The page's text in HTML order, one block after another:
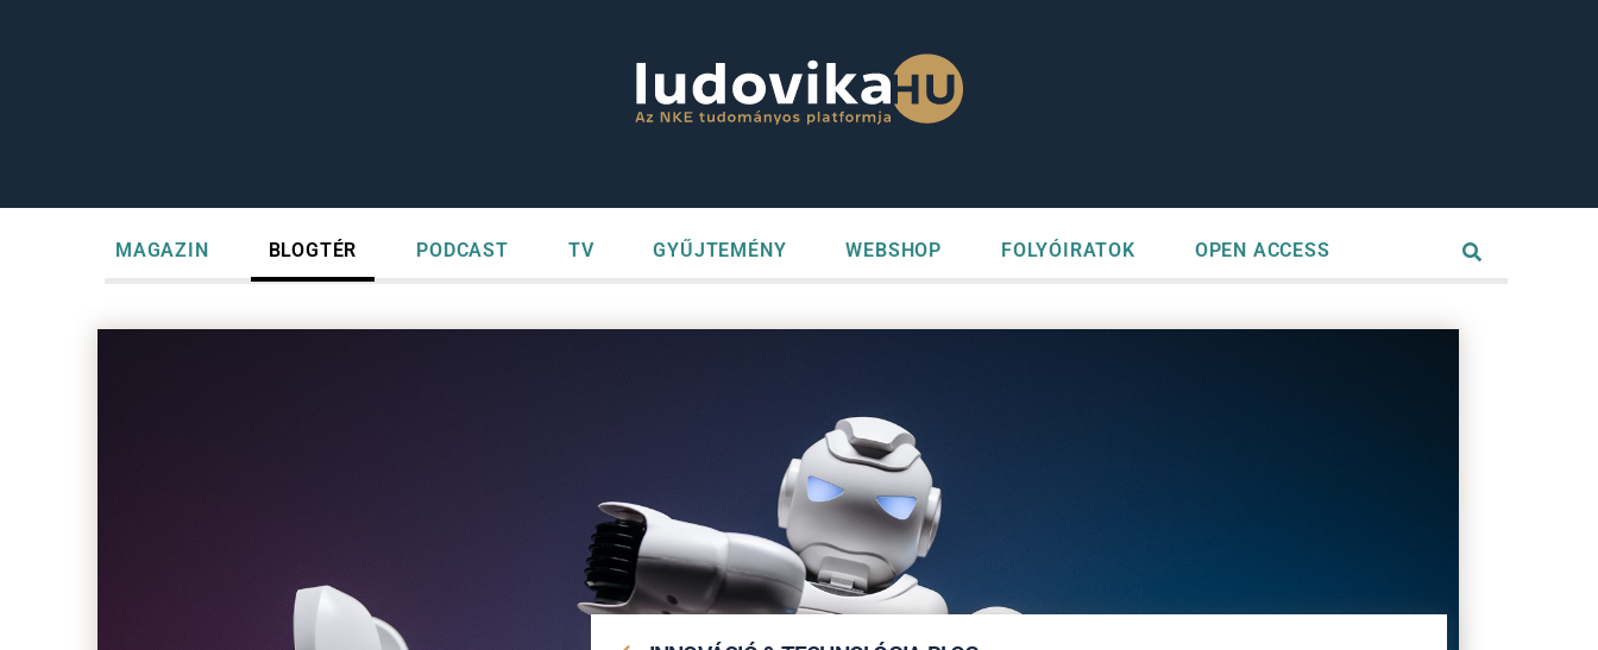
MAGAZIN BLOGTÉR PODCAST TV GYŰJTEMÉNY WEBSHOP FOLYÓIRATOK OPEN ACCESS